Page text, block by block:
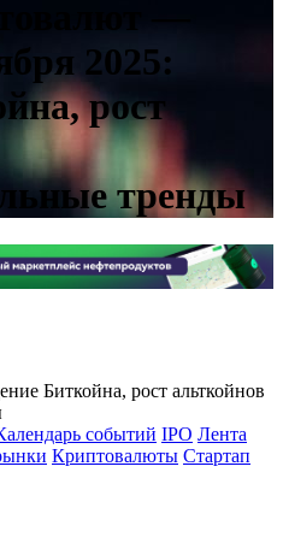
—
2025:
рост
тренды
Биткойна, рост альткойнов
событий IPO Лента
Криптовалюты Стартап